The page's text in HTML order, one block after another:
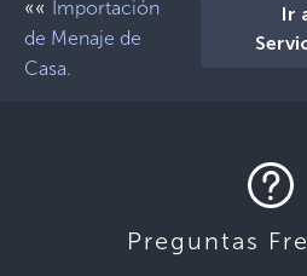
«« Importación
de Menaje de
Casa.
Ir
Preguntas